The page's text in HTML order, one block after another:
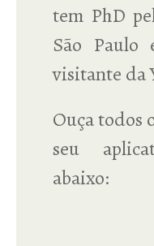
tem PhD
São Paulo
visitante da
Ouça todos
seu
abaixo: